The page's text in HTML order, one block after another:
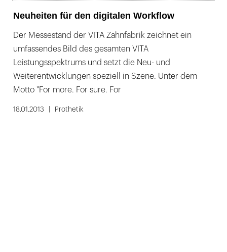
Neuheiten für den digitalen Workflow
Der Messestand der VITA Zahnfabrik zeichnet ein
umfassendes Bild des gesamten VITA
Leistungsspektrums und setzt die Neu- und
Weiterentwicklungen speziell in Szene. Unter dem
Motto "For more. For sure. For
18.01.2013 Prothetik